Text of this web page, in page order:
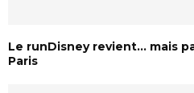
Le runDisney revient… mais
Paris